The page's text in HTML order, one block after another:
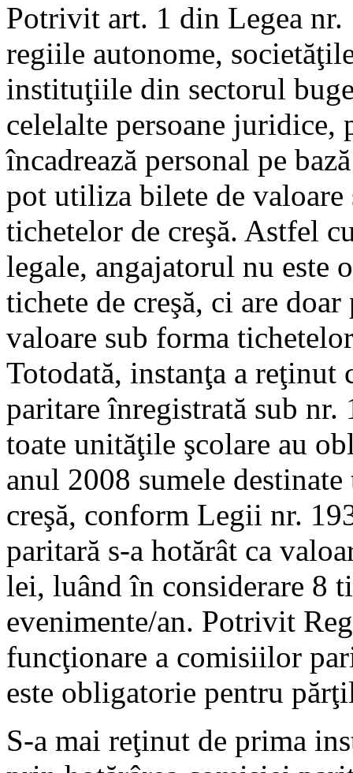
Potrivit art. 1 din Legea
regiile autonome,
instituţiile din sectorul
celelalte persoane juridice,
încadrează personal pe
pot utiliza bilete de
tichetelor de creşă. Astfel
legale, angajatorul nu este
tichete de creşă, ci are
valoare sub forma
Totodată, instanţa a reţinut
paritare înregistrată sub
toate unităţile şcolare au
anul 2008 sumele
creşă, conform Legii nr.
paritară s-a hotărât ca
lei, luând în considerare 8
evenimente/an. Potrivit
funcţionare a comisiilor
este obligatorie pentru
S-a mai reţinut de prima